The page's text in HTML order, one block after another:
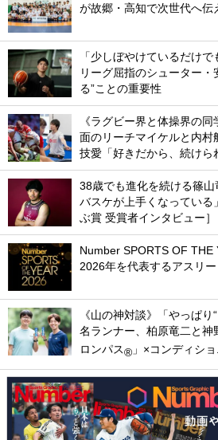
が故郷・高知で次世代へ伝
「少しぼやけているだけ
リーグ屈指のシューター・
る”ことの重要性
《ラグビー界と体操界の
面のリーチマイケルと内
技愛「好きだから、続けら
38歳でも進化を続ける篠
バスケが上手くなってい
ぶ賞 受賞者インタビュー］
Number SPORTS OF THE
2026年を代表するアスリ
《山の神対談》「やっぱ
名ランナー、柏原竜二と神
ロンパス® 」×コンディシ